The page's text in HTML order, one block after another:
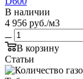
В наличии
4 956 руб./м3
В корзину
Статьи